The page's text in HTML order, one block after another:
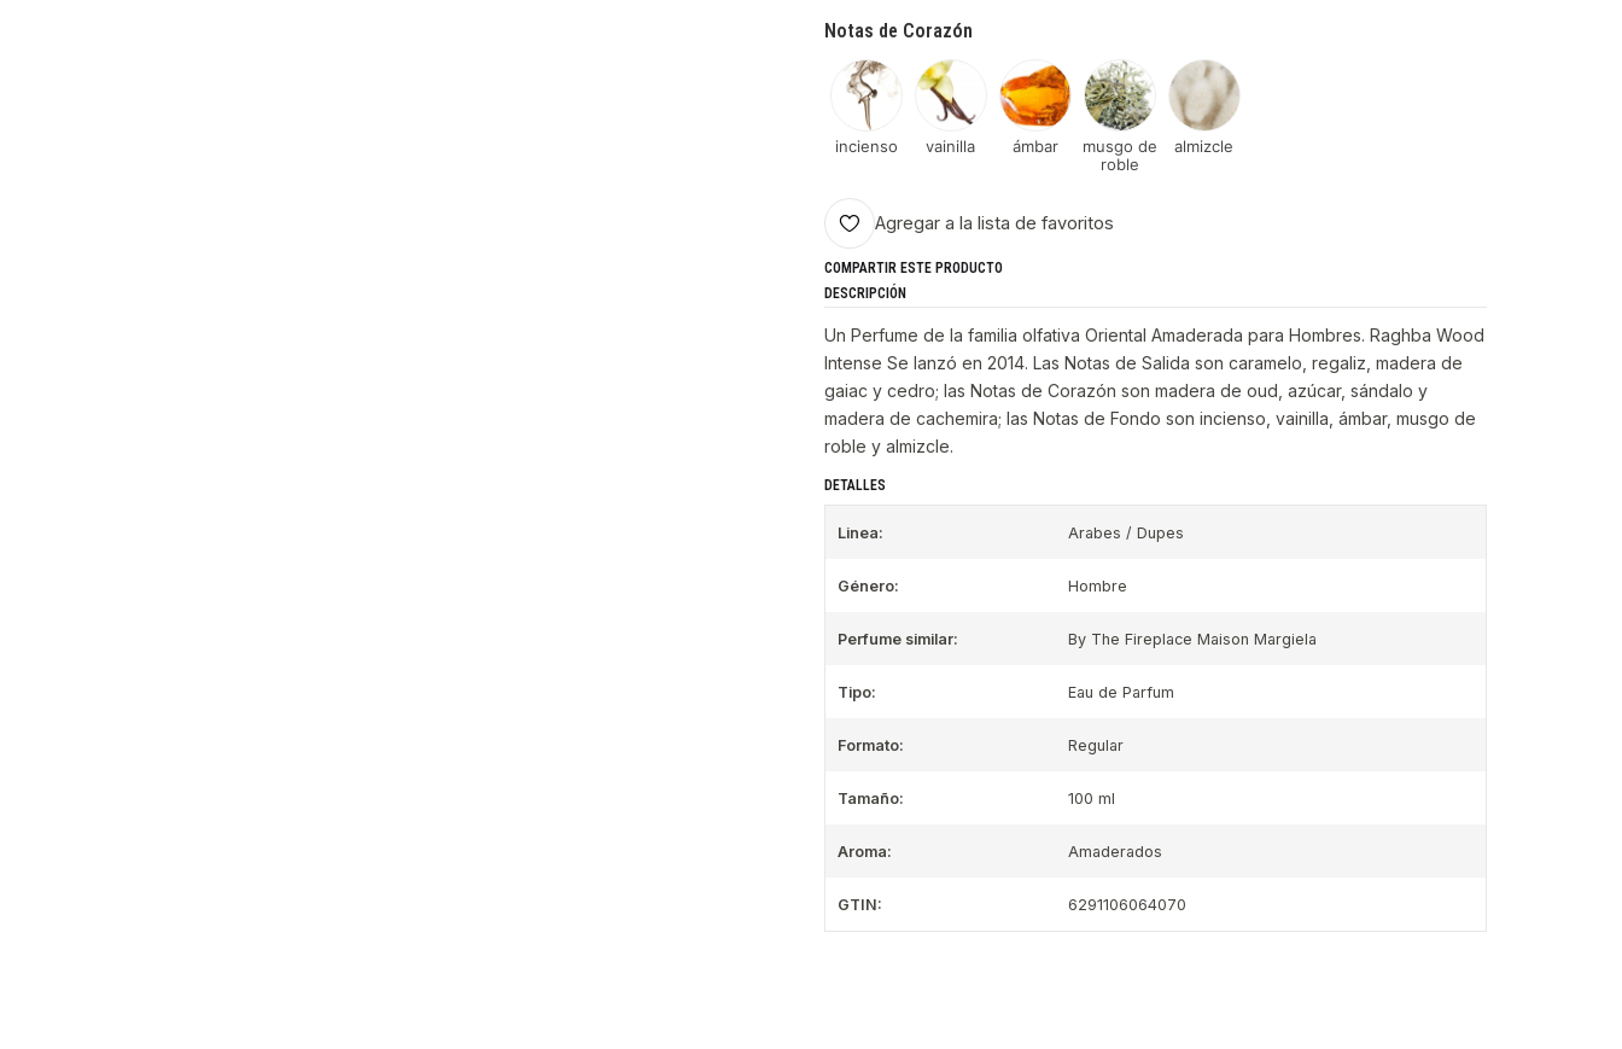
Notas de Corazón
incienso vainilla ámbar
musgo de
roble
almizcle
Agregar a la lista de favoritos
COMPARTIR ESTE PRODUCTO
DESCRIPCIÓN
Un Perfume de la familia olfativa Oriental Amaderada para Hombres. Raghba Wood
Intense Se lanzó en 2014. Las Notas de Salida son caramelo, regaliz, madera de
gaiac y cedro; las Notas de Corazón son madera de oud, azúcar, sándalo y
madera de cachemira; las Notas de Fondo son incienso, vainilla, ámbar, musgo de
roble y almizcle.
DETALLES
Linea: Arabes / Dupes
Género: Hombre
Perfume similar: By The Fireplace Maison Margiela
Tipo: Eau de Parfum
Formato: Regular
Tamaño: 100 ml
Aroma: Amaderados
GTIN: 6291106064070